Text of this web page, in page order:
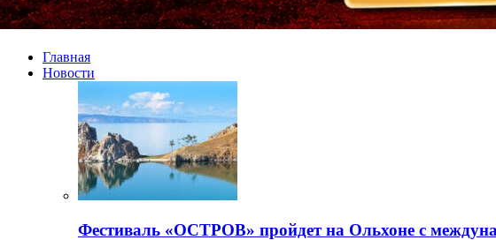
Главная
Новости
Фестиваль «ОСТРОВ» пройдет на Ольхоне с